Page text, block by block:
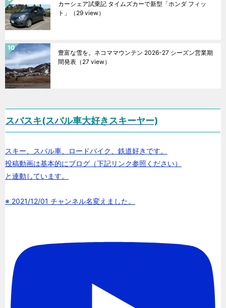
カーシェア試乗記 タイムズカーで新型「ホンダ フィッ
ト」
（29 view）
豊富な雪を。ネコママウンテン 2026-27 シーズン営業期
間発表 （27 view）
スバスキ(スバル車大好きスキーヤー)
スキー、スバル車、ロードバイク、鉄道好きです。
投稿動画は基本的にブログ（下記リンク参照ください）
と連動しています。
※ 2021/12/01 チャンネル名変えました。